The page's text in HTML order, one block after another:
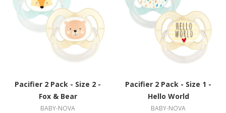
Pacifier 2 Pack - Size 2 -
Fox & Bear
BABY-NOVA
Pacifier 2 Pack - Size 1 -
Hello World
BABY-NOVA